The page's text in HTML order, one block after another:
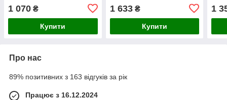
1 070 ₴
Купити
1 633₴
Купити
1
Про нас
89% позитивних з 163 відгуків за рік
Працює з 16.12.2024